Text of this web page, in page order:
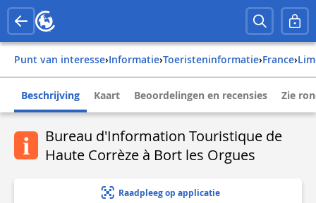
Punt van interesse› Informatie› Toeristeninformatie› france›
Beschrijving Kaart Beoordelingen en recensies Zie
Bureau d'Information Touristique de
Haute Corrèze à Bort les Orgues
Raadpleeg op applicatie